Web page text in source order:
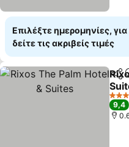
Επιλέξτε ημερομηνίες,
δείτε τις ακριβείς τιμές
5
9,4